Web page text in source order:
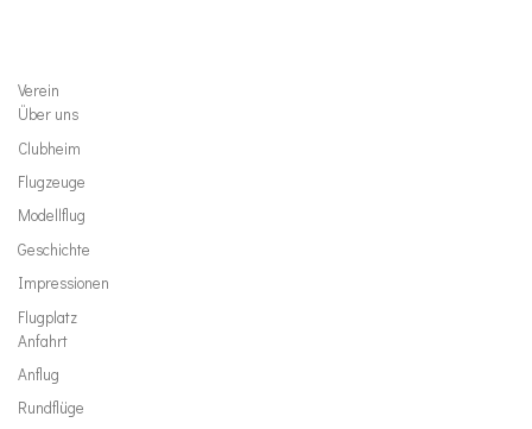
Verein
Über uns
Clubheim
Flugzeuge
Modellflug
Geschichte
Impressionen
Flugplatz
Anfahrt
Anflug
Rundflüge